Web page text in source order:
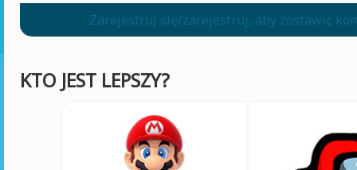
Zarejestruj się/zarejestruj, aby zostawić
KTO JEST LEPSZY?